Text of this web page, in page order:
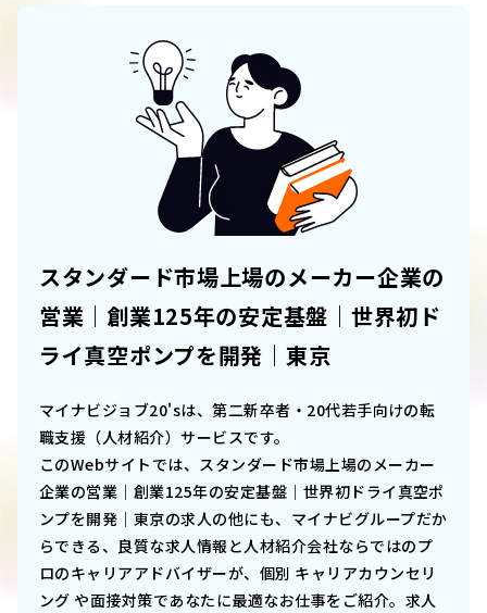
スタンダード市場上場のメーカー企業の
営業｜創業125年の安定基盤｜世界初ド
ライ真空ポンプを開発｜東京
マイナビジョブ20'sは、第二新卒者・20代若手向けの転
職支援（人材紹介）サービスです。
このWebサイトでは、 スタンダード市場上場のメーカー
企業の営業｜創業125年の安定基盤｜世界初ドライ真空ポ
ンプを開発｜東京の求人の他にも、マイナビグループだか
らできる、良質な求人情報と人材紹介会社ならではのプ
ロのキャリアアドバイザーが、個別 キャリアカウンセリ
ング や面接対策であなたに最適なお仕事をご紹介。求人